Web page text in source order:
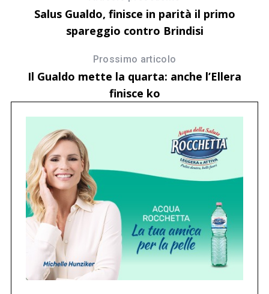
Salus Gualdo, finisce in parità il primo
spareggio contro Brindisi
Prossimo articolo
Il Gualdo mette la quarta: anche l’Ellera
finisce ko